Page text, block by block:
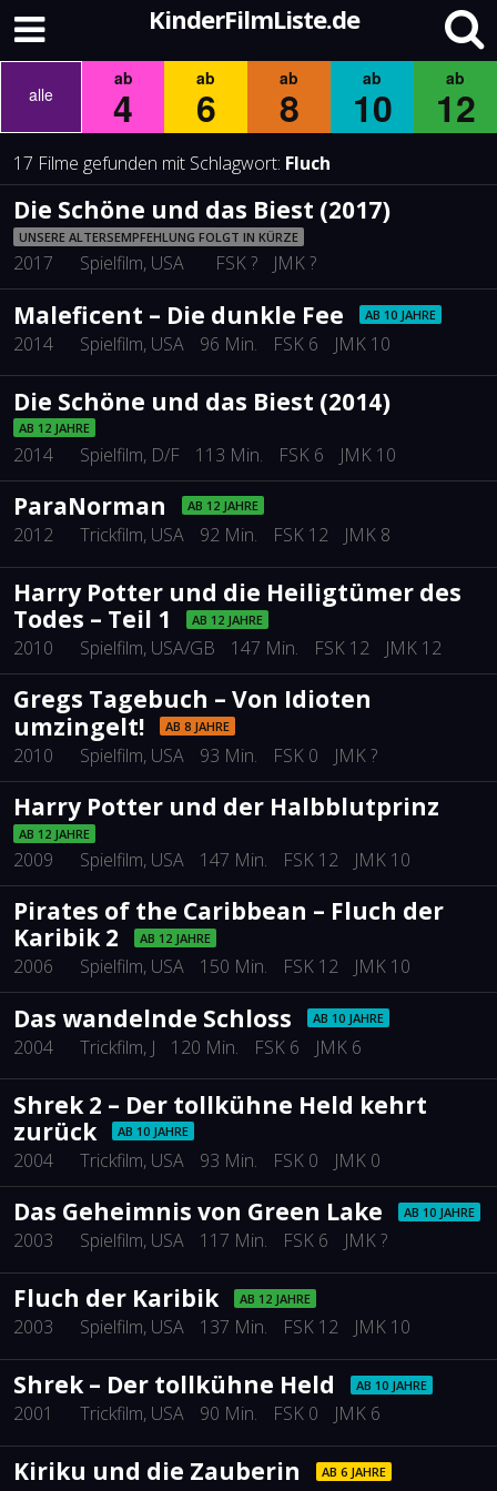
KinderFilmListe.de
alle
ab
4
ab
6
ab
8
ab
10
ab
12
17 Filme gefunden mit Schlagwort: Fluch
Die Schöne und das Biest (2017)
UNSERE ALTERSEMPFEHLUNG FOLGT IN KÜRZE
2017 Spielfilm, USA FSK ? JMK ?
Maleficent – Die dunkle Fee AB 10 JAHRE
2014 Spielfilm, USA 96 Min. FSK 6 JMK 10
Die Schöne und das Biest (2014)
AB 12 JAHRE
2014 Spielfilm, D/F 113 Min. FSK 6 JMK 10
ParaNorman AB 12 JAHRE
2012 Trickfilm, USA 92 Min. FSK 12 JMK 8
Harry Potter und die Heiligtümer des
Todes – Teil 1
AB 12 JAHRE
2010 Spielfilm, USA/GB 147 Min. FSK 12 JMK 12
Gregs Tagebuch – Von Idioten
umzingelt!
AB 8 JAHRE
2010 Spielfilm, USA 93 Min. FSK 0 JMK ?
Harry Potter und der Halbblutprinz
AB 12 JAHRE
2009 Spielfilm, USA 147 Min. FSK 12 JMK 10
Pirates of the Caribbean – Fluch der
Karibik 2
AB 12 JAHRE
2006 Spielfilm, USA 150 Min. FSK 12 JMK 10
Das wandelnde Schloss AB 10 JAHRE
2004 Trickfilm, J 120 Min. FSK 6 JMK 6
Shrek 2 – Der tollkühne Held kehrt
zurück
AB 10 JAHRE
2004 Trickfilm, USA 93 Min. FSK 0 JMK 0
Das Geheimnis von Green Lake AB 10 JAHRE
2003 Spielfilm, USA 117 Min. FSK 6 JMK ?
Fluch der Karibik AB 12 JAHRE
2003 Spielfilm, USA 137 Min. FSK 12 JMK 10
Shrek – Der tollkühne Held AB 10 JAHRE
2001 Trickfilm, USA 90 Min. FSK 0 JMK 6
Kiriku und die Zauberin AB 6 JAHRE